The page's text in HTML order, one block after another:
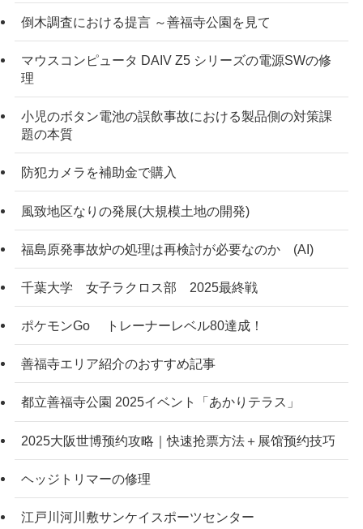
倒木調査における提言 ～善福寺公園を見て
マウスコンピュータ DAIV Z5 シリーズの電源SWの修
理
小児のボタン電池の誤飲事故における製品側の対策課
題の本質
防犯カメラを補助金で購入
風致地区なりの発展(大規模土地の開発)
福島原発事故炉の処理は再検討が必要なのか (AI)
千葉大学 女子ラクロス部 2025最終戦
ポケモンGo トレーナーレベル80達成！
善福寺エリア紹介のおすすめ記事
都立善福寺公園 2025イベント「あかりテラス」
2025大阪世博预约攻略｜快速抢票方法＋展馆预约技巧
ヘッジトリマーの修理
江戸川河川敷サンケイスポーツセンター